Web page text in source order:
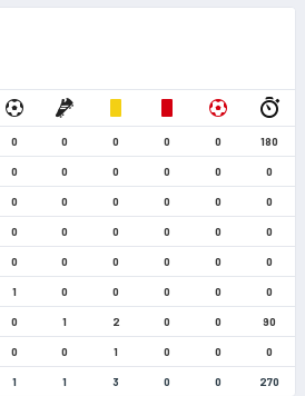
0 0 0 0 0 180
0 0 0 0 0 0
0 0 0 0 0 0
0 0 0 0 0 0
0 0 0 0 0 0
1 0 0 0 0 0
0 1 2 0 0 90
0 0 1 0 0 0
1 1 3 0 0 270